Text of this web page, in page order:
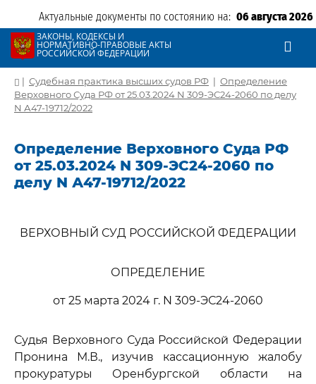
Актуальные документы по состоянию на: 06 августа 2026
ЗАКОНЫ, КОДЕКСЫ И
НОРМАТИВНО-ПРАВОВЫЕ АКТЫ
РОССИЙСКОЙ ФЕДЕРАЦИИ
| Судебная практика высших судов РФ | Определение
Верховного Суда РФ от 25.03.2024 N 309-ЭС24-2060 по делу
N А47-19712/2022
Определение Верховного Суда РФ
от 25.03.2024 N 309-ЭС24-2060 по
делу N А47-19712/2022
ВЕРХОВНЫЙ СУД РОССИЙСКОЙ ФЕДЕРАЦИИ
ОПРЕДЕЛЕНИЕ
от 25 марта 2024 г. N 309-ЭС24-2060
Судья Верховного Суда Российской Федерации
Пронина М.В., изучив кассационную жалобу
прокуратуры Оренбургской области на